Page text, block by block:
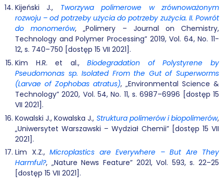
Kijeński J., Tworzywa polimerowe w zrównoważonym
rozwoju – od potrzeby użycia do potrzeby zużycia. II. Powrót
do monomerów, „Polimery – Journal on Chemistry,
Technology and Polymer Processing” 2019, Vol. 64, No. 11-
12, s. 740–750 [dostęp 15 VII 2021].
Kim H.R. et al.,Biodegradation of Polystyrene by
Pseudomonas sp. Isolated From the Gut of Superworms
(Larvae of Zophobas atratus), „Environmental Science &
Technology” 2020, Vol. 54, No. 11, s. 6987–6996 [dostęp 15
VII 2021].
Kowalski J., Kowalska J., Struktura polimerów i biopolimerów,
„Uniwersytet Warszawski – Wydział Chemii” [dostęp 15 VII
2021].
Lim X.Z., Microplastics are Everywhere – But Are They
Harmful?, „Nature News Feature” 2021, Vol. 593, s. 22–25
[dostęp 15 VII 2021].